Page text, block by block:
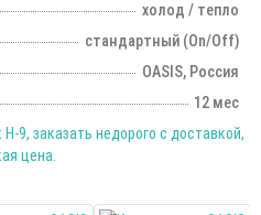
холод / тепло
стандартный (On/Off)
OASIS, Россия
12 мес